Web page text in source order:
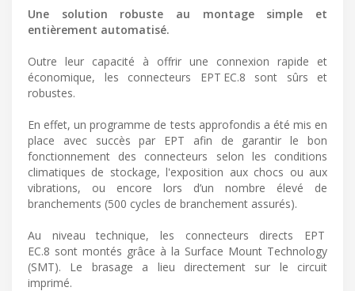
Une solution robuste au montage simple et
entièrement automatisé.
Outre leur capacité à offrir une connexion rapide et
économique, les connecteurs EPT EC.8 sont sûrs et
robustes.
En effet, un programme de tests approfondis a été mis en
place avec succès par EPT afin de garantir le bon
fonctionnement des connecteurs selon les conditions
climatiques de stockage, l'exposition aux chocs ou aux
vibrations, ou encore lors d’un nombre élevé de
branchements (500 cycles de branchement assurés).
Au niveau technique, les connecteurs directs EPT
EC.8 sont montés grâce à la Surface Mount Technology
(SMT). Le brasage a lieu directement sur le circuit
imprimé.